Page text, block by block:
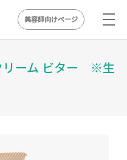
美容師向けページ
リーム ビター ※生